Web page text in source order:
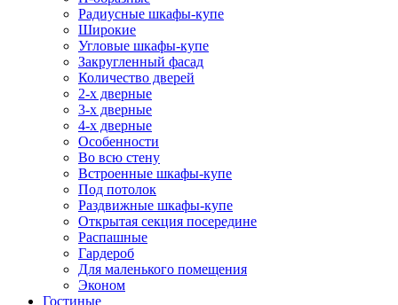
Радиусные шкафы-купе
Широкие
Угловые шкафы-купе
Закругленный фасад
Количество дверей
2-х дверные
3-х дверные
4-х дверные
Особенности
Во всю стену
Встроенные шкафы-купе
Под потолок
Раздвижные шкафы-купе
Открытая секция посередине
Распашные
Гардероб
Для маленького помещения
Эконом
Гостиные